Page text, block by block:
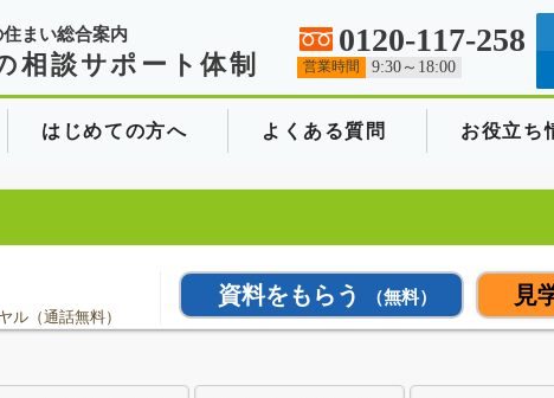
まい総合案内
相談サポート体制
0120-117-258
営業時間 9:30～18:00
はじめての方へ よくある質問 お役立ち
ル（通話無料）
資料をもらう （無料） 見